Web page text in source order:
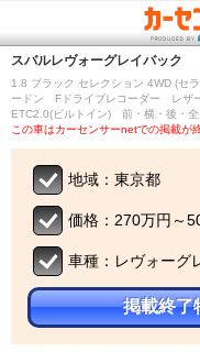
スバルレヴォーグレイバック
1.8 ブラック セレクション 4WD (セ
ードン Fドライブレコーダー レザ
ETC2.0(ビルトイン) 前・横・後・
この車はカーセンサーnetでの掲載が
地域：東京都
価格：270万円～
車種：レヴォーグ
掲載終了